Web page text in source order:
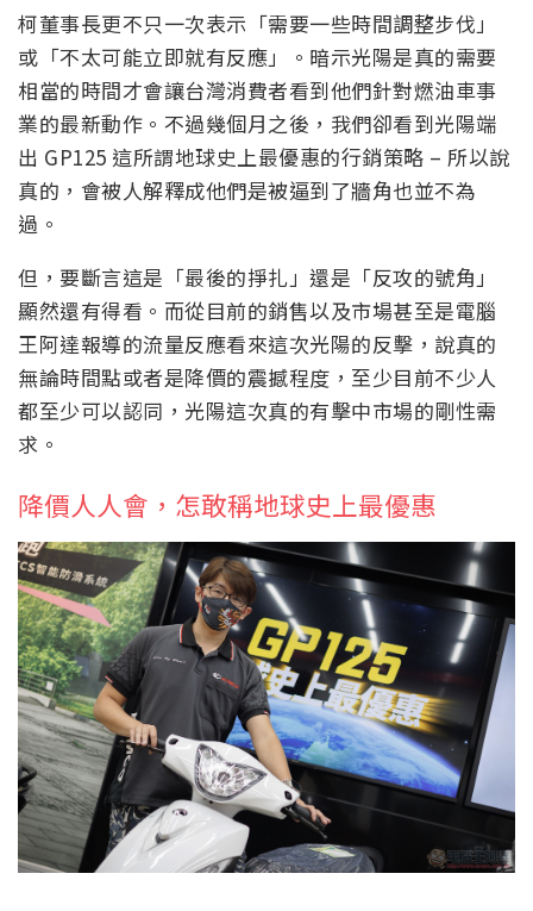
柯董事長更不只一次表示「需要一些時間調整步伐」
或「不太可能立即就有反應」。暗示光陽是真的需要
相當的時間才會讓台灣消費者看到他們針對燃油車事
業的最新動作。不過幾個月之後，我們卻看到光陽端
出 GP125 這所謂地球史上最優惠的行銷策略 – 所以說
真的，會被人解釋成他們是被逼到了牆角也並不為
過。
但，要斷言這是「最後的掙扎」還是「反攻的號角」
顯然還有得看。而從目前的銷售以及市場甚至是電腦
王阿達報導的流量反應看來這次光陽的反擊，說真的
無論時間點或者是降價的震撼程度，至少目前不少人
都至少可以認同，光陽這次真的有擊中市場的剛性需
求。
降價人人會，怎敢稱地球史上最優惠